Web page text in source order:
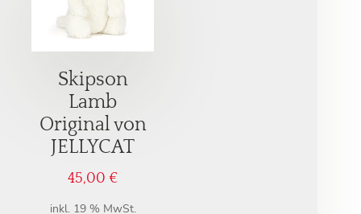
Skipson
Lamb
Original von
JELLYCAT
45,00€
inkl. 19 % MwSt.